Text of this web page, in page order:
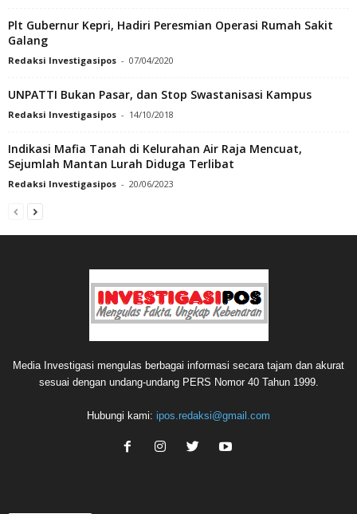
Plt Gubernur Kepri, Hadiri Peresmian Operasi Rumah Sakit
Galang
Redaksi Investigasipos - 07/04/2020
UNPATTI Bukan Pasar, dan Stop Swastanisasi Kampus
Redaksi Investigasipos - 14/10/2018
Indikasi Mafia Tanah di Kelurahan Air Raja Mencuat,
Sejumlah Mantan Lurah Diduga Terlibat
Redaksi Investigasipos - 20/06/2023
Media Investigasi mengulas berbagai informasi secara tajam dan akurat
sesuai dengan undang-undang PERS Nomor 40 Tahun 1999.
Hubungi kami: ipos.redaksi@gmail.com